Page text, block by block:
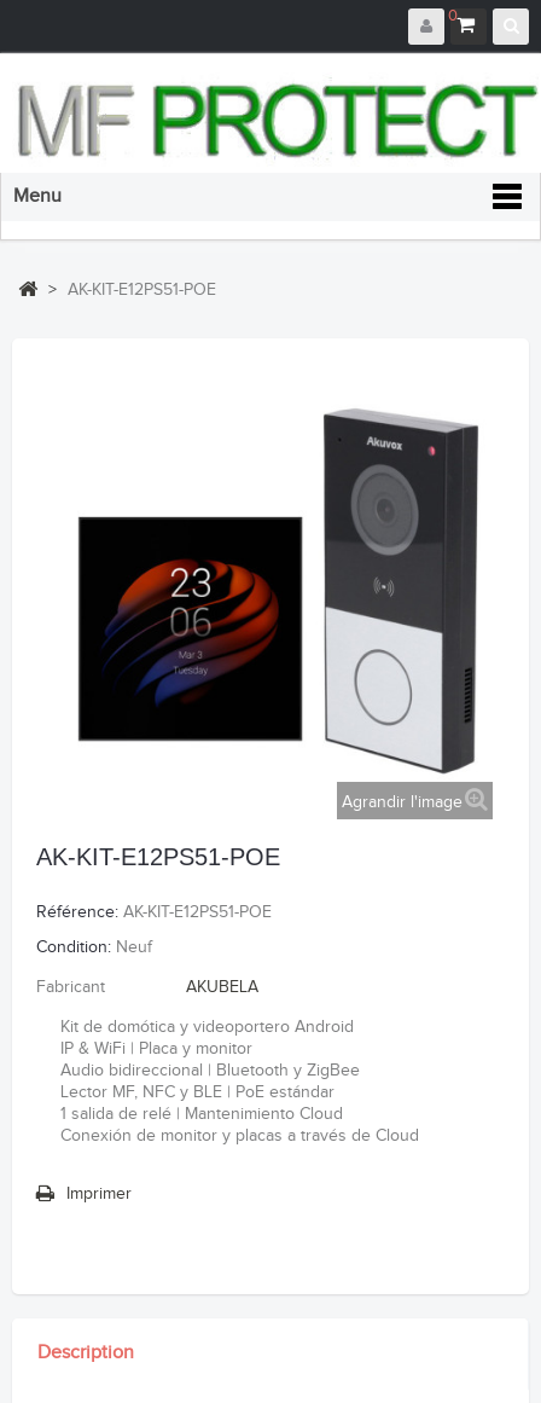
0
Menu
> AK-KIT-E12PS51-POE
Agrandir l'image
AK-KIT-E12PS51-POE
Référence: AK-KIT-E12PS51-POE
Condition: Neuf
Fabricant AKUBELA
Kit de domótica y videoportero Android
IP & WiFi | Placa y monitor
Audio bidireccional | Bluetooth y ZigBee
Lector MF, NFC y BLE | PoE estándar
1 salida de relé | Mantenimiento Cloud
Conexión de monitor y placas a través de Cloud
Imprimer
Description